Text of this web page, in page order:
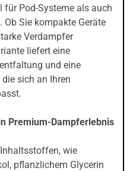
Pod-Systeme als auch
Ob Sie kompakte Geräte
Verdampfer
liefert eine
und eine
sich an Ihren
Premium-Dampferlebnis
wie
pflanzlichem Glycerin